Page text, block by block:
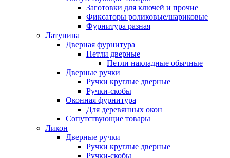
Заготовки для ключей и прочие
Фиксаторы роликовые/шариковые
Фурнитура разная
Латунина
Дверная фурнитура
Петли дверные
Петли накладные обычные
Дверные ручки
Ручки круглые дверные
Ручки-скобы
Оконная фурнитура
Для деревянных окон
Сопутствующие товары
Ликон
Дверные ручки
Ручки круглые дверные
Ручки-скобы